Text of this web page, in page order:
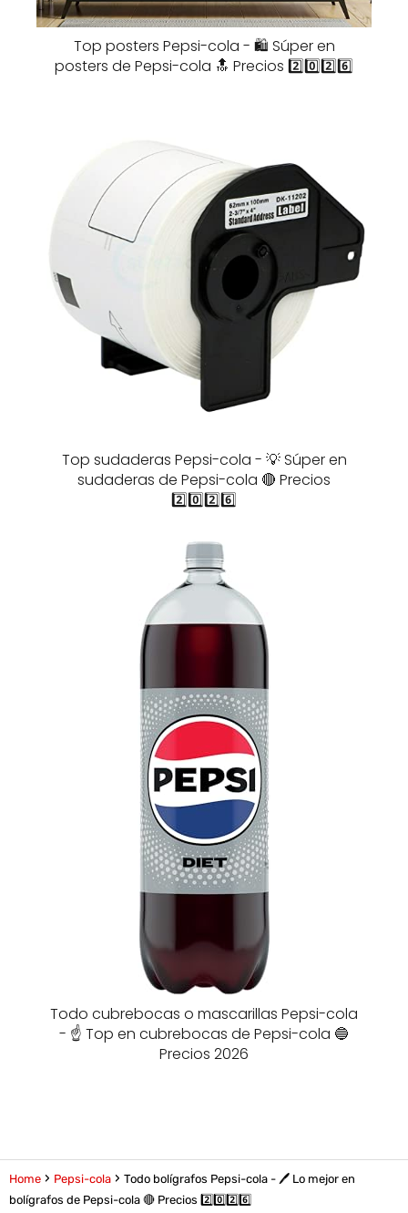
Top posters Pepsi-cola - 🛍️ Súper en
posters de Pepsi-cola 🔝 Precios 2️⃣0️⃣2️⃣6️⃣
Top sudaderas Pepsi-cola - 💡 Súper en
sudaderas de Pepsi-cola 🔴 Precios
2️⃣0️⃣2️⃣6️⃣
Todo cubrebocas o mascarillas Pepsi-cola
- ☝️ Top en cubrebocas de Pepsi-cola 🔵
Precios 2026
Home Pepsi-cola
Todo bolígrafos Pepsi-cola - 🖊️ Lo mejor en
bolígrafos de Pepsi-cola 🔴 Precios 2️⃣0️⃣2️⃣6️⃣